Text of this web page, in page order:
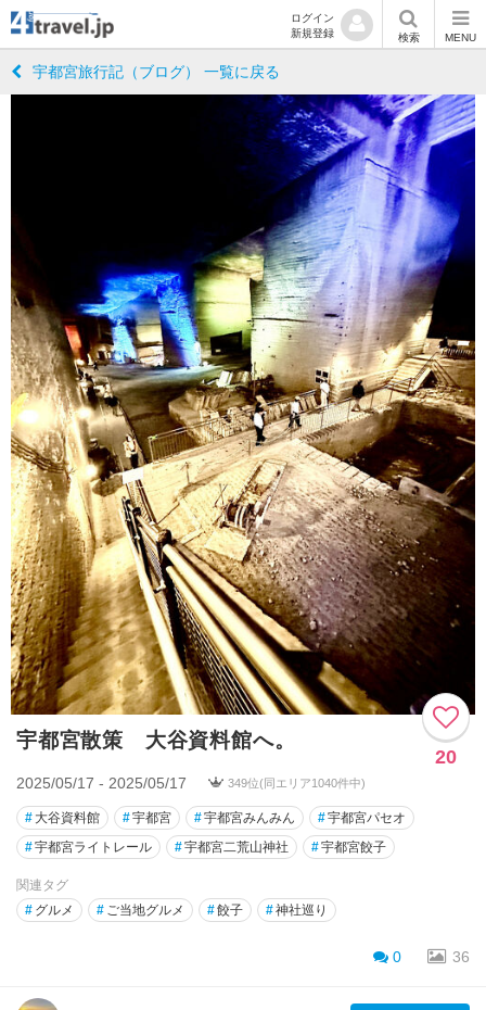
ログイン
新規登録
検索 MENU
宇都宮旅行記（ブログ） 一覧に戻る
宇都宮散策 大谷資料館へ。
20
2025/05/17 - 2025/05/17 349位(同エリア1040件中)
# 大谷資料館 #宇都宮 #宇都宮みんみん #宇都宮パセオ
#宇都宮ライトレール #宇都宮二荒山神社 #宇都宮餃子
関連タグ
# グルメ # ご当地グルメ #餃子 #神社巡り
0 36